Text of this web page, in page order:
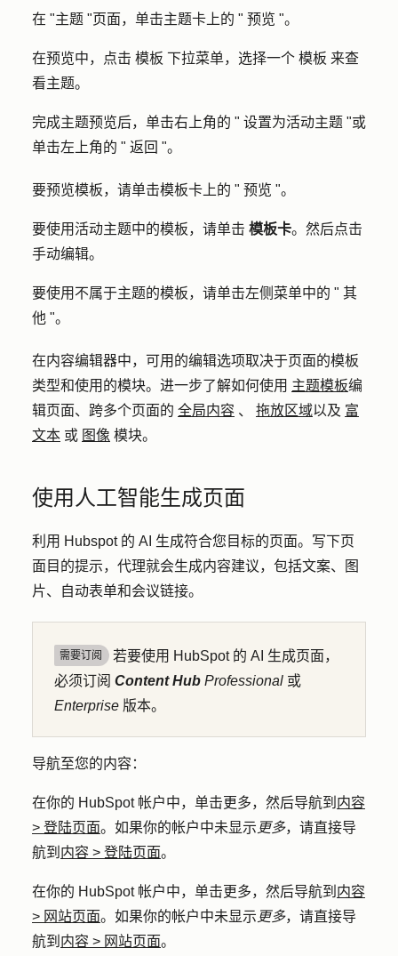
在 "主题 "页面，单击主题卡上的 " 预览 "。
在预览中，点击 模板 下拉菜单，选择一个 模板 来查
看主题。
完成主题预览后，单击右上角的 " 设置为活动主题 "或
单击左上角的 " 返回 "。
要预览模板，请单击模板卡上的 " 预览 "。
要使用活动主题中的模板，请单击 模板卡。然后点击
手动编辑。
要使用不属于主题的模板，请单击左侧菜单中的 " 其
他 "。
在内容编辑器中，可用的编辑选项取决于页面的模板
类型和使用的模块。进一步了解如何使用 主题模板编
辑页面、跨多个页面的 全局内容 、 拖放区域以及 富
文本 或 图像 模块。
使用人工智能生成页面
利用 Hubspot 的 AI 生成符合您目标的页面。写下页
面目的提示，代理就会生成内容建议，包括文案、图
片、自动表单和会议链接。
需要订阅
若要使用 HubSpot 的 AI 生成页面，
必须订阅 Content Hub Professional 或
Enterprise 版本。
导航至您的内容：
在你的 HubSpot 帐户中，单击更多，然后导航到 内容
> 登陆页面。如果你的帐户中未显示 更多，请直接导
航到 内容 > 登陆页面。
在你的 HubSpot 帐户中，单击更多，然后导航到 内容
> 网站页面。如果你的帐户中未显示 更多，请直接导
航到 内容 > 网站页面。